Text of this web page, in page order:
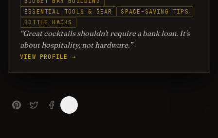
ESSENTIAL TOOLS & GEAR
SPACE-SAVING TIPS
BOTTLE HACKS
Great cocktails shouldn't require a bank loan. It's
about hospitality, not hardware.
VIEW PROFILE →